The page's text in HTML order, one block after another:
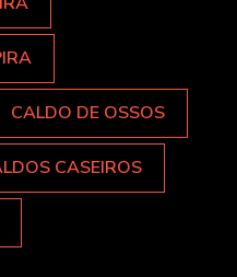
CALDO DE OSSOS
CASEIROS